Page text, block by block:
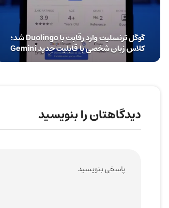
گوگل ترنسلیت وارد رقابت با Duolingo شد؛
کلاس زبان شخصی با قابلیت جدید Gemini
دیدگاهتان را بنویسید